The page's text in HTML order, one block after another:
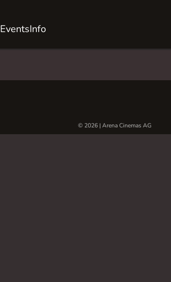
EventsInfo
© 2026 | Arena Cinemas AG